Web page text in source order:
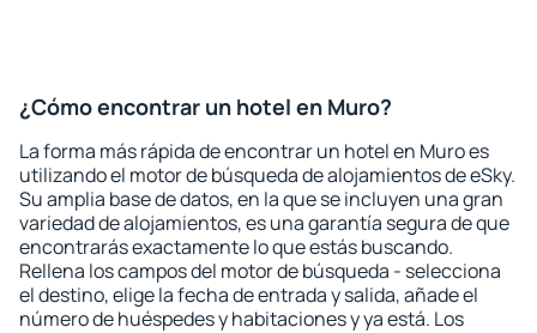
¿Cómo encontrar un hotel en Muro?
La forma más rápida de encontrar un hotel en Muro es
utilizando el motor de búsqueda de alojamientos de eSky.
Su amplia base de datos, en la que se incluyen una gran
variedad de alojamientos, es una garantía segura de que
encontrarás exactamente lo que estás buscando.
Rellena los campos del motor de búsqueda - selecciona
el destino, elige la fecha de entrada y salida, añade el
número de huéspedes y habitaciones y ya está. Los